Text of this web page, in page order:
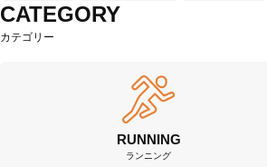
CATEGORY
カテゴリー
RUNNING
ランニング